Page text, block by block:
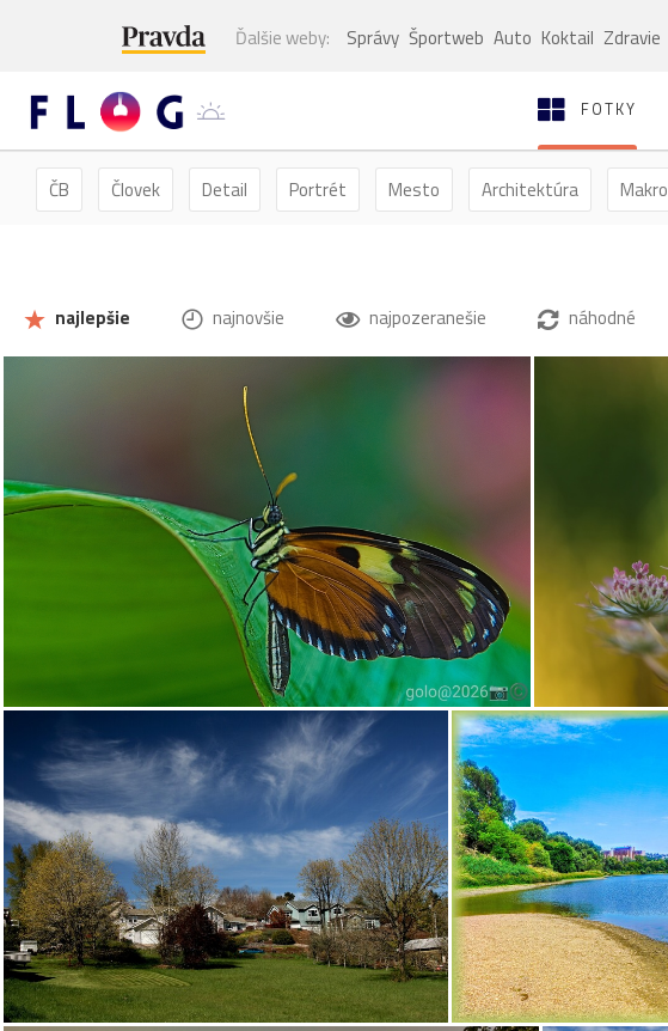
Ďalšie weby: Správy Športweb Auto Koktail Zdravie
FOTKY
ČB Človek Detail Portrét Mesto Architektúra Makro
najlepšie najnovšie najpozeranešie náhodné